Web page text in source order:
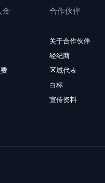
金 合作伙伴
关于合作伙伴
经纪商
区域代表
白标
宣传资料